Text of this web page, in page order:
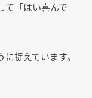
て「はい喜んで
捉えています。